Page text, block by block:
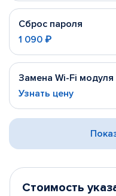
Сброс пароля
1 090 ₽
Замена Wi-Fi модуля
Узнать цену
Стоимость